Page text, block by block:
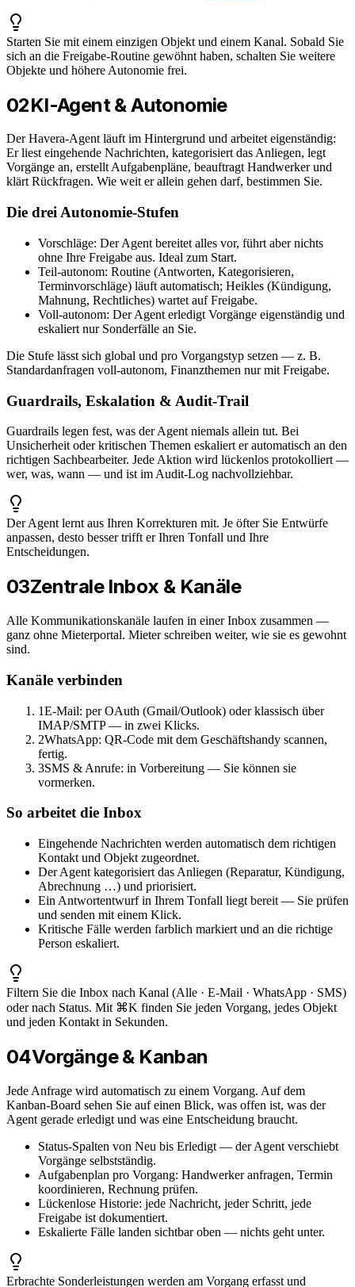
Starten Sie mit einem einzigen Objekt und einem Kanal. Sobald Sie
sich an die Freigabe-Routine gewöhnt haben, schalten Sie weitere
Objekte und höhere Autonomie frei.
02KI-Agent & Autonomie
Der Havera-Agent läuft im Hintergrund und arbeitet eigenständig:
Er liest eingehende Nachrichten, kategorisiert das Anliegen, legt
Vorgänge an, erstellt Aufgabenpläne, beauftragt Handwerker und
klärt Rückfragen. Wie weit er allein gehen darf, bestimmen Sie.
Die drei Autonomie-Stufen
Vorschläge: Der Agent bereitet alles vor, führt aber nichts
ohne Ihre Freigabe aus. Ideal zum Start.
Teil-autonom: Routine (Antworten, Kategorisieren,
Terminvorschläge) läuft automatisch; Heikles (Kündigung,
Mahnung, Rechtliches) wartet auf Freigabe.
Voll-autonom: Der Agent erledigt Vorgänge eigenständig und
eskaliert nur Sonderfälle an Sie.
Die Stufe lässt sich global und pro Vorgangstyp setzen — z. B.
Standardanfragen voll-autonom, Finanzthemen nur mit Freigabe.
Guardrails, Eskalation & Audit-Trail
Guardrails legen fest, was der Agent niemals allein tut. Bei
Unsicherheit oder kritischen Themen eskaliert er automatisch an den
richtigen Sachbearbeiter. Jede Aktion wird lückenlos protokolliert —
wer, was, wann — und ist im Audit-Log nachvollziehbar.
Der Agent lernt aus Ihren Korrekturen mit. Je öfter Sie Entwürfe
anpassen, desto besser trifft er Ihren Tonfall und Ihre
Entscheidungen.
03Zentrale Inbox & Kanäle
Alle Kommunikationskanäle laufen in einer Inbox zusammen —
ganz ohne Mieterportal. Mieter schreiben weiter, wie sie es gewohnt
sind.
Kanäle verbinden
1E-Mail: per OAuth (Gmail/Outlook) oder klassisch über
IMAP/SMTP — in zwei Klicks.
2WhatsApp: QR-Code mit dem Geschäftshandy scannen,
fertig.
3SMS & Anrufe: in Vorbereitung — Sie können sie
vormerken.
So arbeitet die Inbox
Eingehende Nachrichten werden automatisch dem richtigen
Kontakt und Objekt zugeordnet.
Der Agent kategorisiert das Anliegen (Reparatur, Kündigung,
Abrechnung …) und priorisiert.
Ein Antwortentwurf in Ihrem Tonfall liegt bereit — Sie prüfen
und senden mit einem Klick.
Kritische Fälle werden farblich markiert und an die richtige
Person eskaliert.
Filtern Sie die Inbox nach Kanal (Alle · E-Mail · WhatsApp · SMS)
oder nach Status. Mit ⌘K finden Sie jeden Vorgang, jedes Objekt
und jeden Kontakt in Sekunden.
04Vorgänge & Kanban
Jede Anfrage wird automatisch zu einem Vorgang. Auf dem
Kanban-Board sehen Sie auf einen Blick, was offen ist, was der
Agent gerade erledigt und was eine Entscheidung braucht.
Status-Spalten von Neu bis Erledigt — der Agent verschiebt
Vorgänge selbstständig.
Aufgabenplan pro Vorgang: Handwerker anfragen, Termin
koordinieren, Rechnung prüfen.
Lückenlose Historie: jede Nachricht, jeder Schritt, jede
Freigabe ist dokumentiert.
Eskalierte Fälle landen sichtbar oben — nichts geht unter.
Erbrachte Sonderleistungen werden am Vorgang erfasst und